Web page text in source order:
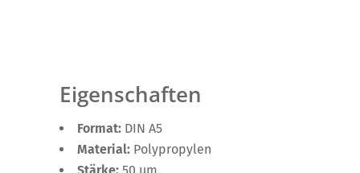
Eigenschaften
Format: DIN A5
Material: Polypropylen